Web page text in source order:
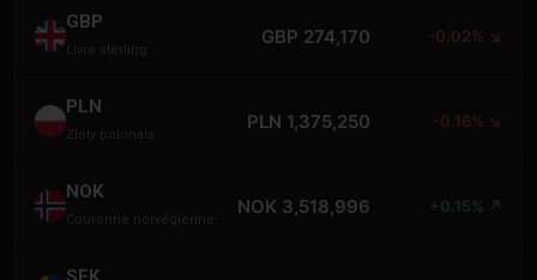
GBP
Livre sterling
GBP 274,170 -0.02% ↘
PLN
Zloty polonais
PLN 1,375,250 -0.16% ↘
NOK
Couronne norvégienne
NOK 3,518,996 +0.15% ↗